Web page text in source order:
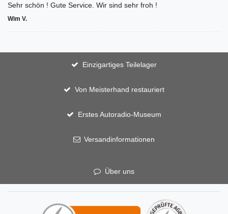
Sehr schön ! Gute Service. Wir sind sehr froh !
Wim V.
Einzigartiges Teilelager
Von Meisterhand restauriert
Erstes Autoradio-Museum
Versandinformationen
Über uns